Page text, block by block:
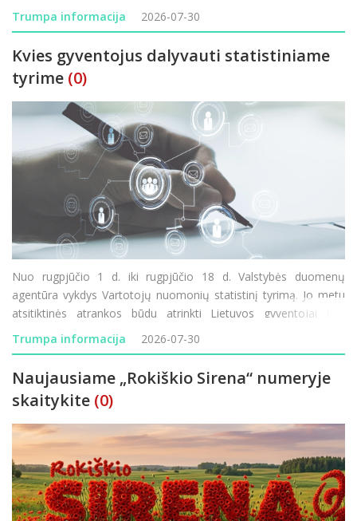
nebegali taikstytis su kasdienėmis dulkių problemomis. Rokiškio
Rudolf
Trumpa informacija 2026-07-30
Kvies gyventojus dalyvauti statistiniame
tyrime (0)
Nuo rugpjūčio 1 d. iki rugpjūčio 18 d. Valstybės duomenų
agentūra vykdys Vartotojų nuomonių statistinį tyrimą. Jo metu
atsitiktinės atrankos būdu atrinkti Lietuvos gyventojai bus
kviečiami atsakyti į klausimus apie savo lūkesčius, finansinę
padėtį ir vartojimo planus. Tyrimo rezultatai padeda
Trumpa informacija 2026-07-30
Naujausiame „Rokiškio Sirena“ numeryje
skaitykite (0)